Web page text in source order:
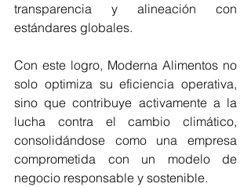
transparencia y alineación con
estándares globales.
Con este logro, Moderna Alimentos no
solo optimiza su eficiencia operativa,
sino que contribuye activamente a la
lucha contra el cambio climático,
consolidándose como una empresa
comprometida con un modelo de
negocio responsable y sostenible.